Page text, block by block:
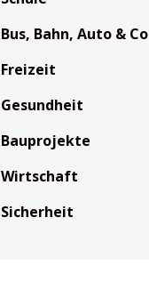
Bus, Bahn, Auto & Co
Freizeit
Gesundheit
Bauprojekte
Wirtschaft
Sicherheit